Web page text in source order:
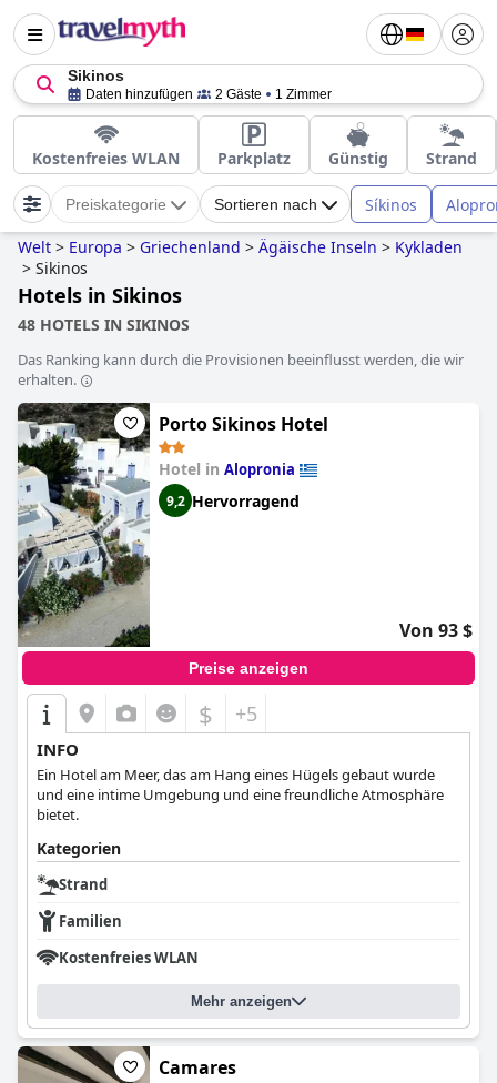
Sikinos
Daten hinzufügen 2 Gäste 1 Zimmer
Kostenfreies WLAN Parkplatz Günstig Strand
Preiskategorie Sortieren nach Síkinos
Welt > Europa > Griechenland > Ägäische Inseln > Kykladen
> Sikinos
Hotels in Sikinos
48 HOTELS IN SIKINOS
Das Ranking kann durch die Provisionen beeinflusst werden, die wir
erhalten.
Porto Sikinos Hotel
Hotel in Alopronia
9,2 Hervorragend
Von 93 $
Preise anzeigen
$ +5
INFO
Ein Hotel am Meer, das am Hang eines Hügels gebaut wurde
und eine intime Umgebung und eine freundliche Atmosphäre
bietet.
Kategorien
Strand
Familien
Kostenfreies WLAN
Mehr anzeigen
Camares